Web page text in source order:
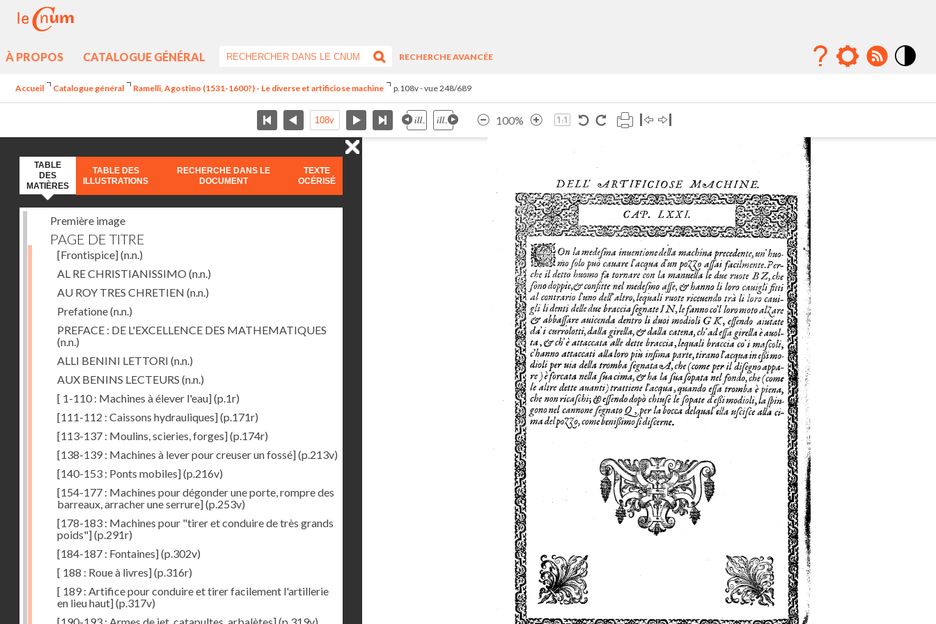
À PROPOS CATALOGUE GÉNÉRAL
RECHERCHE AVANCÉE
Accueil Catalogue général Ramelli, Agostino (1531-1600?) - Le diverse et artificiose machine p.108v - vue 248/689
100%
TABLE
DES
MATIÈRES
TABLE DES
ILLUSTRATIONS
RECHERCHE DANS LE
DOCUMENT
TEXTE
OCÉRISÉ
Première image
PAGE DE TITRE
[Frontispice](n.n.)
AL RE CHRISTIANISSIMO (n.n.)
AU ROY TRES CHRETIEN (n.n.)
Prefatione(n.n.)
PREFACE : DE L'EXCELLENCE DES MATHEMATIQUES
(n.n.)
ALLI BENINI LETTORI (n.n.)
AUX BENINS LECTEURS (n.n.)
[ 1-110 : Machines à élever l'eau](p.1r)
[111-112 : Caissons hydrauliques](p.171r)
[113-137 : Moulins, scieries, forges](p.174r)
[138-139 : Machines à lever pour creuser un fossé](p.213v)
[140-153 : Ponts mobiles](p.216v)
[154-177 : Machines pour dégonder une porte, rompre des
barreaux, arracher une serrure](p.253v)
[178-183 : Machines pour "tirer et conduire de très grands
poids"](p.291r)
[184-187 : Fontaines](p.302v)
[ 188 : Roue à livres](p.316r)
[ 189 : Artifice pour conduire et tirer facilement l'artillerie
en lieu haut](p.317v)